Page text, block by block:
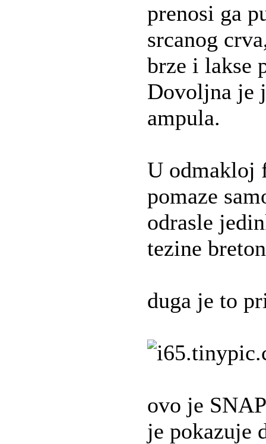
prenosi ga
srcanog
brze i lakse
Dovoljna je
ampula.
U odmakloj
pomaze
odrasle
tezine
duga je to
ovo je
je pokazuje